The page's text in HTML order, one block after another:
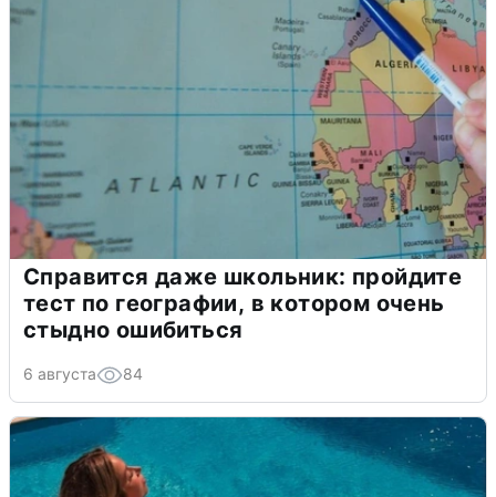
Справится даже школьник: пройдите
тест по географии, в котором очень
стыдно ошибиться
6 августа 84